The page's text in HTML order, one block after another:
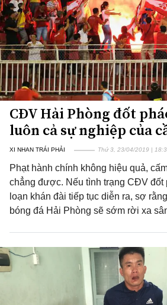
CĐV Hải Phòng đốt
luôn cả sự nghiệp của
XI NHAN TRÁI PHẢI Thứ 3, 23/04/2019 |
Phạt hành chính không hiệu quả,
chẳng được. Nếu tình trạng CĐV đốt
loạn khán đài tiếp tục diễn ra, sợ
bóng đá Hải Phòng sẽ sớm rời xa